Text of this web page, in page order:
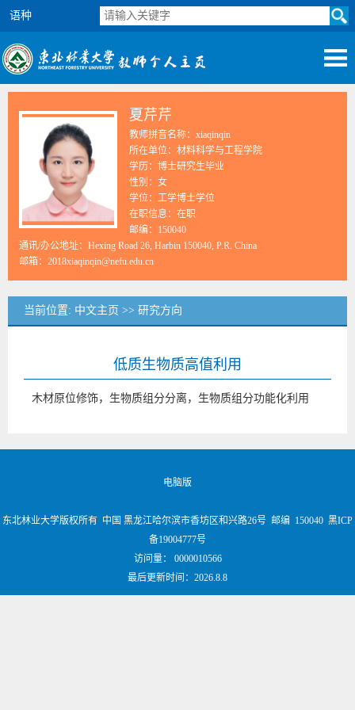
语种
夏芹芹
教师拼音名称：xiaqinqin
所在单位：材料科学与工程学院
学历：博士研究生毕业
性别：女
学位：工学博士学位
在职信息：在职
邮编： 150040
通讯/办公地址： Hexing Road 26, Harbin 150040, P.R. China
邮箱： 2018xiaqinqin@nefu.edu.cn
当前位置: 中文主页 >> 研究方向
低质生物质高值利用
木材原位修饰，生物质组分分离，生物质组分功能化利用
电脑版
东北林业大学版权所有 中国 黑龙江哈尔滨市香坊区和兴路26号 邮编 150040 黑ICP
备19004777号
访问量： 0000010566
最后更新时间： 2026.8.8